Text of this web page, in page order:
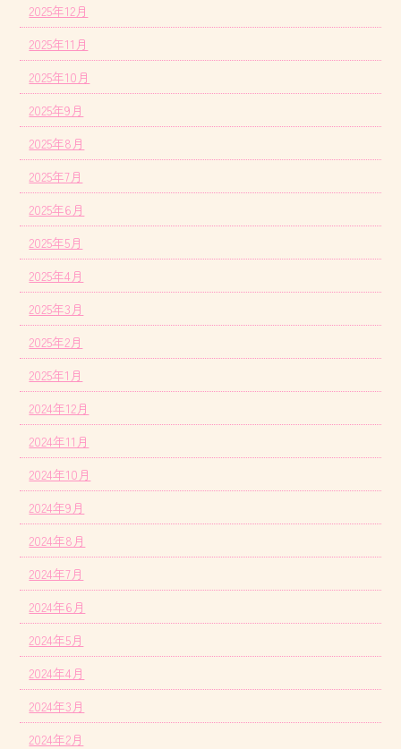
2025年12月
2025年11月
2025年10月
2025年9月
2025年8月
2025年7月
2025年6月
2025年5月
2025年4月
2025年3月
2025年2月
2025年1月
2024年12月
2024年11月
2024年10月
2024年9月
2024年8月
2024年7月
2024年6月
2024年5月
2024年4月
2024年3月
2024年2月